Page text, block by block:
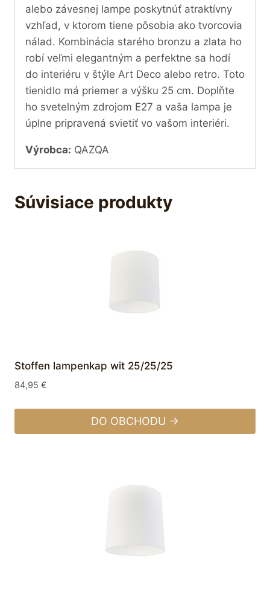
alebo závesnej lampe poskytnúť atraktívny
vzhľad, v ktorom tiene pôsobia ako tvorcovia
nálad. Kombinácia starého bronzu a zlata ho
robí veľmi elegantným a perfektne sa hodí
do interiéru v štýle Art Deco alebo retro. Toto
tienidlo má priemer a výšku 25 cm. Doplňte
ho svetelným zdrojom E27 a vaša lampa je
úplne pripravená svietiť vo vašom interiéri.
Výrobca: QAZQA
Súvisiace produkty
Stoffen lampenkap wit 25/25/25
84,95 €
DO OBCHODU →